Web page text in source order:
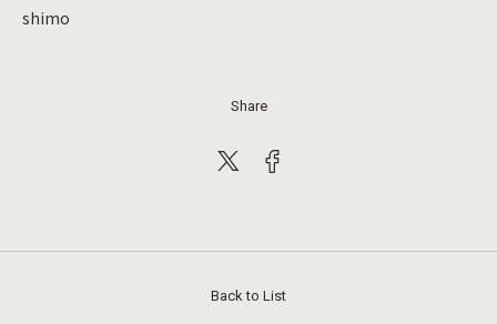
shimo
Share
Back to List